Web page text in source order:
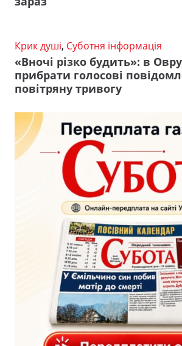
Крик душі, Суботня інформація
«Вночі різко будить»: в
прибрати голосові
повітряну тривогу